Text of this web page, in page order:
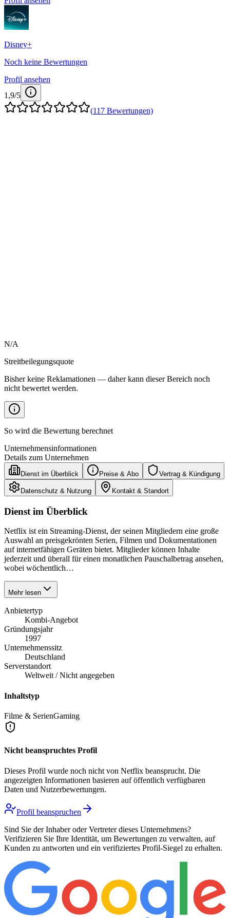
Disney+
Noch keine Bewertungen
Profil ansehen
1,9/5
(117 Bewertungen)
N/A
Streitbeilegungsquote
Bisher keine Reklamationen — daher kann dieser Bereich noch
nicht bewertet werden.
So wird die Bewertung berechnet
Unternehmensinformationen
Details zum Unternehmen
Dienst im Überblick Preise & Abo Vertrag & Kündigung
Datenschutz & Nutzung Kontakt & Standort
Dienst im Überblick
Netflix ist ein Streaming-Dienst, der seinen Mitgliedern eine große
Auswahl an preisgekrönten Serien, Filmen und Dokumentationen
auf internetfähigen Geräten bietet. Mitglieder können Inhalte
jederzeit und überall für einen monatlichen Pauschalbetrag ansehen,
wobei wöchentlich…
Mehr lesen
Anbietertyp
Kombi-Angebot
Gründungsjahr
1997
Unternehmenssitz
Deutschland
Serverstandort
Weltweit / Nicht angegeben
Inhaltstyp
Filme & SerienGaming
Nicht beanspruchtes Profil
Dieses Profil wurde noch nicht von Netflix beansprucht. Die
angezeigten Informationen basieren auf öffentlich verfügbaren
Daten und Nutzerbewertungen.
Profil beanspruchen
Sind Sie der Inhaber oder Vertreter dieses Unternehmens?
Verifizieren Sie Ihre Identität, um Bewertungen zu verwalten, auf
Kunden zu antworten und ein verifiziertes Profil-Siegel zu erhalten.